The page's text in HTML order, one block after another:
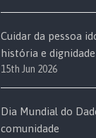
Cuidar da pessoa
história e dignidade
15th Jun 2026
Dia Mundial do
comunidade